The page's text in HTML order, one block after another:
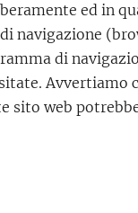
ed in
navigazione
di
web